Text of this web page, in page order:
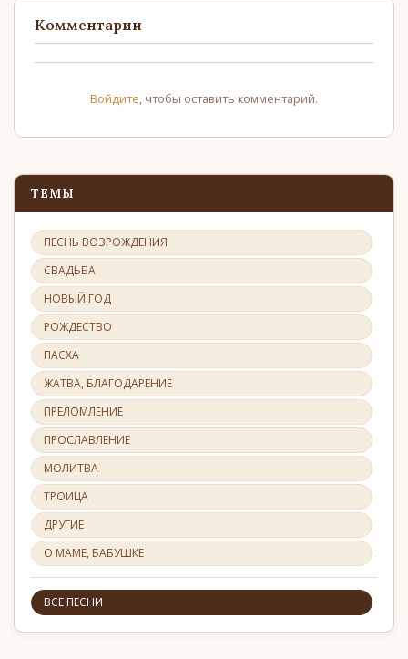
Комментарии
Войдите, чтобы оставить комментарий.
ТЕМЫ
ПЕСНЬ ВОЗРОЖДЕНИЯ
СВАДЬБА
НОВЫЙ ГОД
РОЖДЕСТВО
ПАСХА
ЖАТВА, БЛАГОДАРЕНИЕ
ПРЕЛОМЛЕНИЕ
ПРОСЛАВЛЕНИЕ
МОЛИТВА
ТРОИЦА
ДРУГИЕ
О МАМЕ, БАБУШКЕ
ВСЕ ПЕСНИ